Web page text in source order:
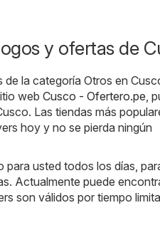
y ofertas de
la categoría Otros en
web Cusco - Ofertero.pe ,
Las tiendas más
hoy y no se pierda ningún
usted todos los días,
Actualmente puede
son válidos por tiempo